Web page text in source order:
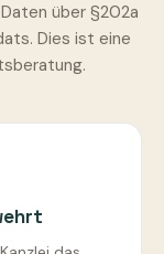
über §202a
Dies ist eine